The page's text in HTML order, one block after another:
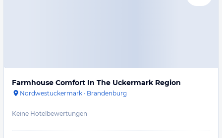
Farmhouse Comfort In The Uckermark Region
Nordwestuckermark · Brandenburg
Keine Hotelbewertungen